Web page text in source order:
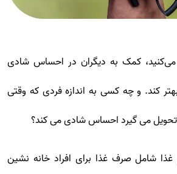
کمک به دیگران در احساس شادی
کند. و چه کسی به اندازه فردی که وقتی
تحویل می گیرد احساس شادی می کند؟
شامل صرف غذا برای افراد خانه نشین